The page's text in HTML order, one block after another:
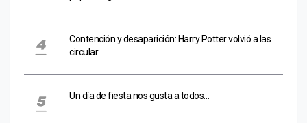
Contención y desaparición: Harry Potter volvió a las
circular
Un día de fiesta nos gusta a todos…